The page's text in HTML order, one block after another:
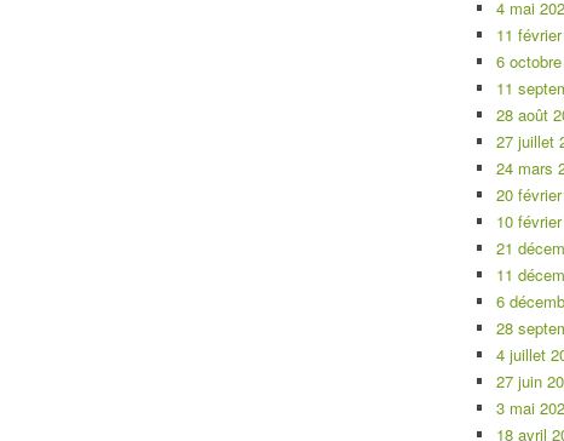
4 mai
11
6
11
28 août
27 juillet
24 mars
20
10
21
11
6
28
4 juillet
27 juin
3 mai
18 avril